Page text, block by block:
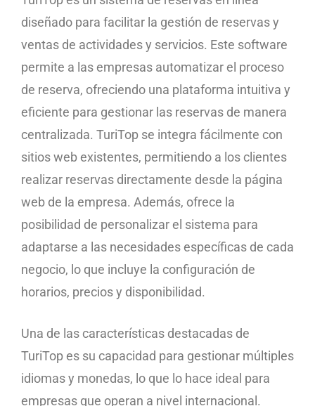
diseñado para facilitar la gestión de reservas y
ventas de actividades y servicios. Este software
permite a las empresas automatizar el proceso
de reserva, ofreciendo una plataforma intuitiva y
eficiente para gestionar las reservas de manera
centralizada. TuriTop se integra fácilmente con
sitios web existentes, permitiendo a los clientes
realizar reservas directamente desde la página
web de la empresa. Además, ofrece la
posibilidad de personalizar el sistema para
adaptarse a las necesidades específicas de cada
negocio, lo que incluye la configuración de
horarios, precios y disponibilidad.
Una de las características destacadas de
TuriTop es su capacidad para gestionar múltiples
idiomas y monedas, lo que lo hace ideal para
empresas que operan a nivel internacional.